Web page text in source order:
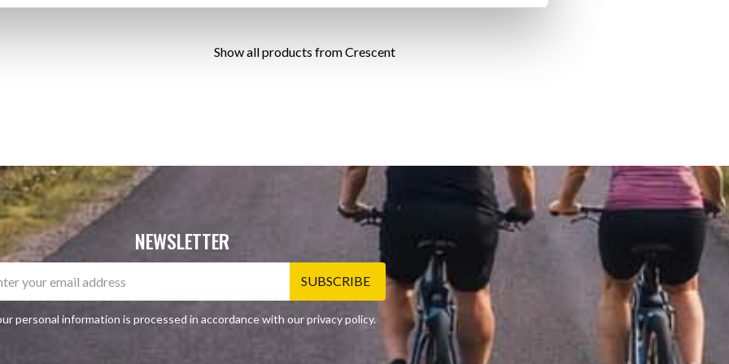
Show all products from Crescent
NEWSLETTER
SUBSCRIBE
personal information is processed in accordance with ourprivacy policy.